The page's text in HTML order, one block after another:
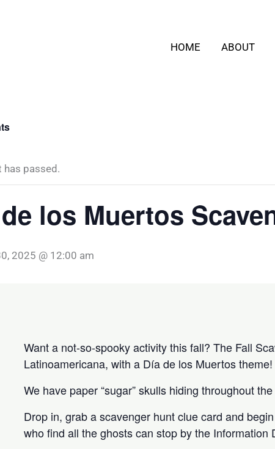
HOME ABOUT
has passed.
los Muertos
2025 @ 12:00 am
Want a not-so-spooky activity this fall? The Fall
Latinoamericana, with a Día de los Muertos theme!
We have paper “sugar” skulls hiding throughout
Drop in, grab a scavenger hunt clue card and
who find all the ghosts can stop by the Information